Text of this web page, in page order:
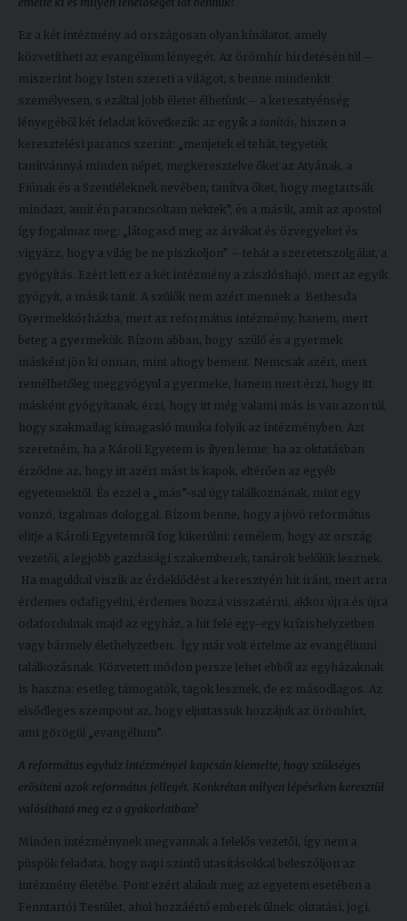
Ez a két intézmény ad országosan olyan kínálatot, amely
közvetítheti az evangélium lényegét. Az örömhír hirdetésén túl –
miszerint hogy Isten szereti a világot, s benne mindenkit
személyesen, s ezáltal jobb életet élhetünk – a keresztyénség
lényegéből két feladat következik: az egyik a tanítás, hiszen a
keresztelési parancs szerint: „menjetek el tehát, tegyetek
tanítvánnyá minden népet, megkeresztelve őket az Atyának, a
Fiúnak és a Szentléleknek nevében, tanítva őket, hogy megtartsák
mindazt, amit én parancsoltam nektek”, és a másik, amit az apostol
így fogalmaz meg: „látogasd meg az árvákat és özvegyeket és
vigyázz, hogy a világ be ne piszkoljon” – tehát a szeretetszolgálat, a
gyógyítás. Ezért lett ez a két intézmény a zászlóshajó, mert az egyik
gyógyít, a másik tanít. A szülők nem azért mennek a Bethesda
Gyermekkórházba, mert az református intézmény, hanem, mert
beteg a gyermekük. Bízom abban, hogy szülő és a gyermek
másként jön ki onnan, mint ahogy bement. Nemcsak azért, mert
remélhetőleg meggyógyul a gyermeke, hanem mert érzi, hogy itt
másként gyógyítanak, érzi, hogy itt még valami más is van azon túl,
hogy szakmailag kimagasló munka folyik az intézményben. Azt
szeretném, ha a Károli Egyetem is ilyen lenne: ha az oktatásban
érződne az, hogy itt azért mást is kapok, eltérően az egyéb
egyetemektől. És ezzel a „más”-sal úgy találkoznának, mint egy
vonzó, izgalmas dologgal. Bízom benne, hogy a jövő református
elitje a Károli Egyetemről fog kikerülni: remélem, hogy az ország
vezetői, a legjobb gazdasági szakemberek, tanárok belőlük lesznek.
Ha magukkal viszik az érdeklődést a keresztyén hit iránt, mert arra
érdemes odafigyelni, érdemes hozzá visszatérni, akkor újra és újra
odafordulnak majd az egyház, a hit felé egy-egy krízishelyzetben
vagy bármely élethelyzetben. Így már volt értelme az evangéliumi
találkozásnak. Közvetett módon persze lehet ebből az egyházaknak
is haszna: esetleg támogatók, tagok lesznek, de ez másodlagos. Az
elsődleges szempont az, hogy eljuttassuk hozzájuk az örömhírt,
ami görögül „evangélium”.
A református egyház intézményei kapcsán kiemelte, hogy szükséges
erősíteni azok református jellegét. Konkrétan milyen lépéseken keresztül
valósítható meg ez a gyakorlatban?
Minden intézménynek megvannak a felelős vezetői, így nem a
püspök feladata, hogy napi szintű utasításokkal beleszóljon az
intézmény életébe. Pont ezért alakult meg az egyetem esetében a
Fenntartói Testület, ahol hozzáértő emberek ülnek: oktatási, jogi,